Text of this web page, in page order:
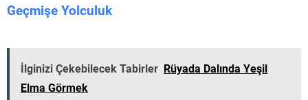
Geçmişe Yolculuk
İlginizi Çekebilecek Tabirler Rüyada Dalında Yeşil
Elma Görmek